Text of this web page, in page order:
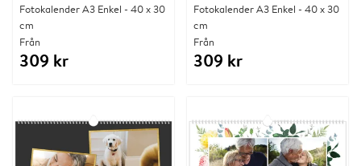
Fotokalender A3 Enkel - 40 x 30
cm
Från
309 kr
Fotokalender A3 Enkel - 40 x 30
cm
Från
309 kr